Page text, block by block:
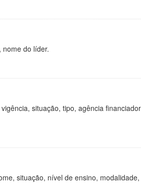
nome do líder.
situação, tipo, agência
situação, nível de ensino,